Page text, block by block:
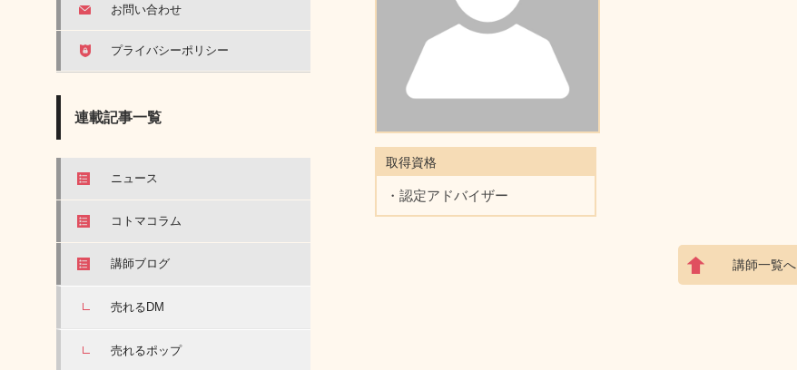
取得資格
・認定アドバイザー
講師一覧へ
お問い合わせ
プライバシーポリシー
連載記事一覧
ニュース
コトマコラム
講師ブログ
売れるDM
売れるポップ